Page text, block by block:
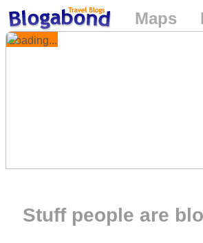
Loading...
Maps
Stuff people are